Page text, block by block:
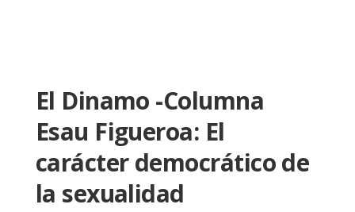
El Dinamo -Columna
Esau Figueroa: El
carácter democrático de
la sexualidad